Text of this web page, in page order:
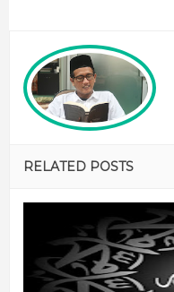
RELATED POSTS